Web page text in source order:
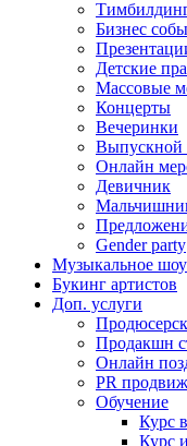
Бизнес
Детские
Массовые
Концерты
Вечеринки
Выпускной
Онлайн
Девичник
Gender party
Музыкальное шоу
Букинг артистов
Доп. услуги
Продакшн
Онлайн
PR
Обучение
Курс
Курс